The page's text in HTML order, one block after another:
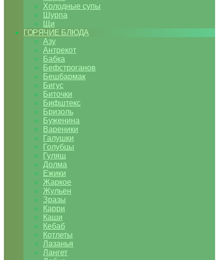
Холодные супы
Шурпа
Щи
ГОРЯЧИЕ БЛЮДА
Азу
Антрекот
Бабка
Бефстроганов
Бешбармак
Бигус
Биточки
Бифштекс
Бризоль
Буженина
Вареники
Галушки
Голубцы
Гуляш
Долма
Ежики
Жаркое
Жульен
Зразы
Карри
Каши
Кебаб
Котлеты
Лазанья
Лангет